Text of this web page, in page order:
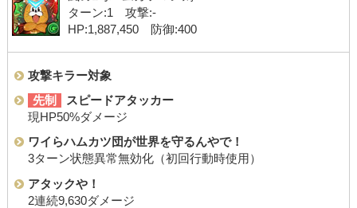
ターン:1 攻撃:-
HP:1,887,450 防御:400
攻撃キラー対象
先制
スピードアタッカー
現HP50%ダメージ
ワイらハムカツ団が世界を守るんやで！
3ターン状態異常無効化（初回行動時使用）
アタックや！
2連続9,630ダメージ